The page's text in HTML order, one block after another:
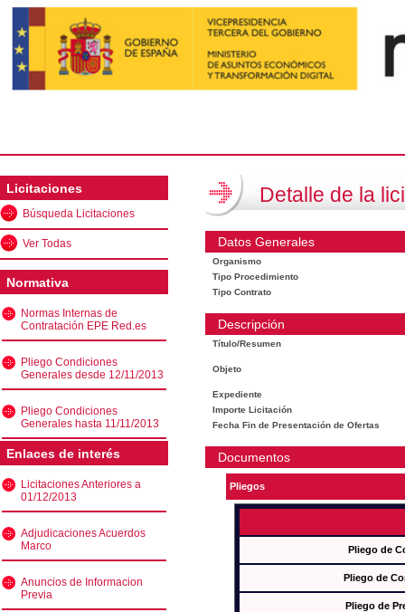
Licitaciones
Búsqueda Licitaciones
Ver Todas
Normativa
Normas Internas de
Contratación EPE Red.es
Pliego Condiciones
Generales desde 12/11/2013
Pliego Condiciones
Generales hasta 11/11/2013
Enlaces de interés
Licitaciones Anteriores a
01/12/2013
Adjudicaciones Acuerdos
Marco
Anuncios de Informacion
Previa
Detalle de la
Datos Generales
Organismo
Tipo Procedimiento
Tipo Contrato
Descripción
Título/Resumen
Objeto
Expediente
Importe Licitación
Fecha Fin de Presentación de Ofertas
Documentos
Pliegos
Pliego de
Pliego de
Pliego de